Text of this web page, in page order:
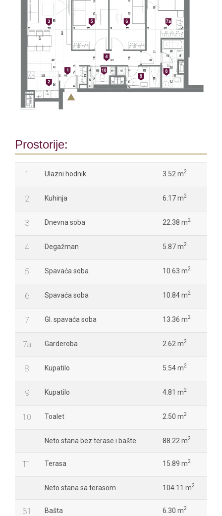
Prostorije:
1 Ulazni hodnik 3.52 m2
2 Kuhinja 6.17 m2
3 Dnevna soba 22.38 m2
4 Degažman 5.87 m2
5 Spavaća soba 10.63 m2
6 Spavaća soba 10.84 m2
7 Gl. spavaća soba 13.36 m2
7a Garderoba 2.62 m2
8 Kupatilo 5.54 m2
9 Kupatilo 4.81 m2
10 Toalet 2.50 m2
Neto stana bez terase i bašte 88.22 m2
T1 Terasa 15.89 m2
Neto stana sa terasom 104.11 m2
B1 Bašta 6.30 m2